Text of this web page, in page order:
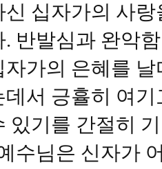
신 십자가의 사
. 반발심과 완악
자가의 은혜를
데서 긍휼히 여
있기를 간절히
수님은 신자가